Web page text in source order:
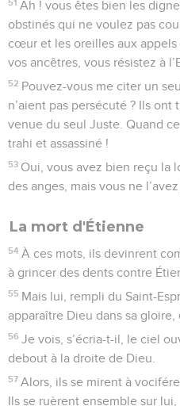
51 Ah ! vous êtes bien les
obstinés qui ne voulez pas
cœur et les oreilles aux
vos ancêtres, vous résistez à
52 Pouvez-vous me citer un
n’aient pas persécuté ? Ils
venue du seul Juste. Quand
trahi et assassiné !
53 Oui, vous avez bien reçu la
des anges, mais vous ne
La mort d'Étienne
54 À ces mots, ils devinrent
à grincer des dents contre
55 Mais lui, rempli du Saint-
apparaître Dieu dans sa
56 Je vois, s’écria-t-il, le ciel
debout à la droite de Dieu.
57 Alors, ils se mirent à
Ils se ruèrent ensemble sur lui,